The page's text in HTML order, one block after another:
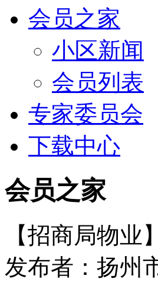
会员之家
小区新闻
会员列表
专家委员会
下载中心
会员之家
【招商局物
发布者：扬州